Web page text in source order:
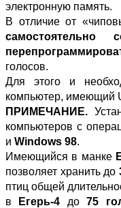
электронную память.
В отличие от
самостоятельно
голосов.
Для этого и
компьютер, имеющий
ПРИМЕЧАНИЕ.
компьютеров с
и Windows 98.
Имеющийся в манке
позволяет хранить до
птиц общей
в
Егерь-4 до75